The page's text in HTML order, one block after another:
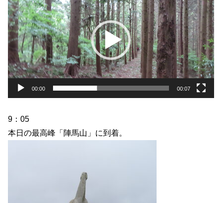
画
プ
レ
ー
ー
00:00 00:07
9：05
本日の最高峰「陣馬山」に到着。